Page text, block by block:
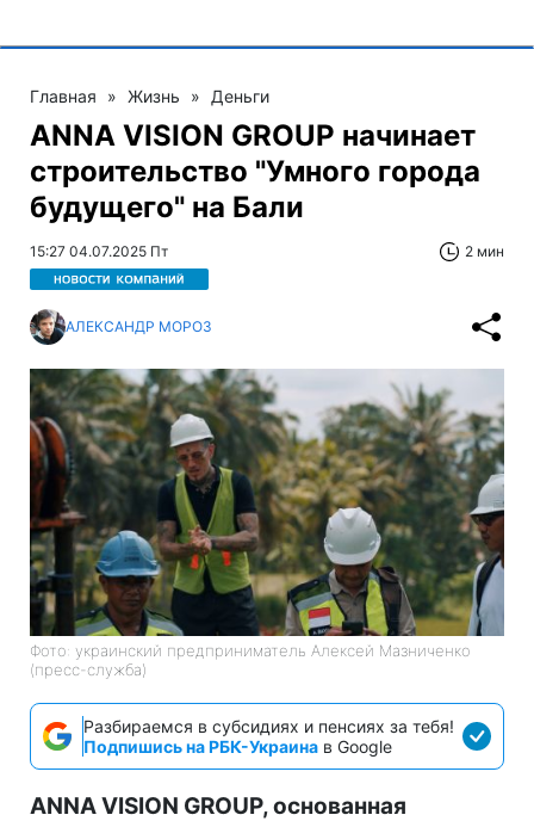
Главная » Жизнь » Деньги
ANNA VISION GROUP начинает
строительство "Умного города
будущего" на Бали
15:27 04.07.2025 Пт 2 мин
АЛЕКСАНДР МОРОЗ
Фото: украинский предприниматель Алексей Мазниченко
(пресс-служба)
Разбираемся в субсидиях и пенсиях за тебя!
Подпишись на РБК-Украина в Google
ANNA VISION GROUP, основанная